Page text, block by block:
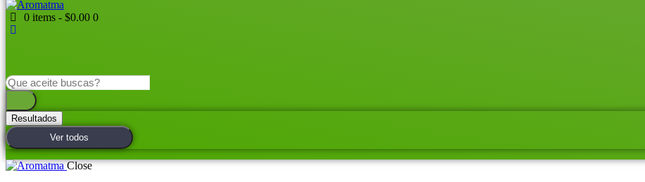
0 items -$0.00 0
Search
...
Resultados
Ver todos
Close